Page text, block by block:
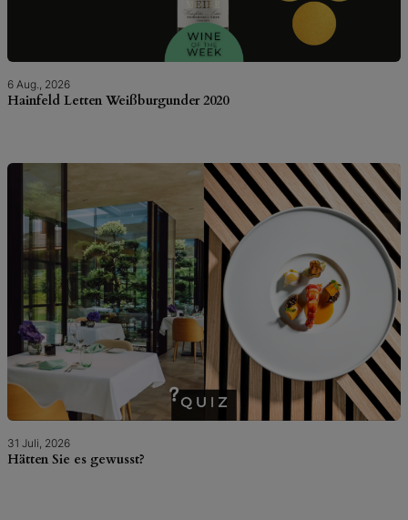
6 Aug., 2026
Hainfeld Letten Weißburgunder 2020
31 Juli, 2026
Hätten Sie es gewusst?